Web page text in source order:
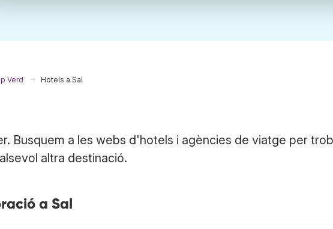
Verd Hotels a Sal
Busquem a les webs d'hotels i agències de viatge per
altra destinació.
a Sal